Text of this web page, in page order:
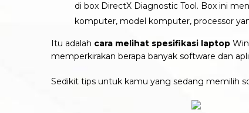
di box DirectX Diagnostic Tool. Box ini
komputer, model komputer, processor
Itu adalah cara melihat spesifikasi laptop
memperkirakan berapa banyak software dan
Sedikit tips untuk kamu yang sedang memilih